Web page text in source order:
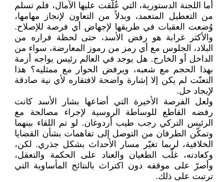
أما اللجنة الدستورية، التي عُلّقت عليها الآمال، فلم تسلم
من التعطيل المتعمد، وبدلاً من التعاون لإنجاز مهامها،
وُضعت العقبات في طريقها لإجهاض أي فرصة للإصلاح.
والأكثر غرابة هو رفض الأسد، حتى لحظة فراره من
البلاد، الجلوس مع أي رمز من رموز المعارضة، سواء من
الداخل أو الخارج. هل يوجد في العالم رئيس يواجه أزمة
بهذا الحجم مع شعبه، ويرفض الحوار مع ممثليه؟ هذا
التعنّت لم يكن إلا إشارة واضحة لافتقاره لأي نية صادقة
لإيجاد حل.
ولعل الفرصة الأخيرة التي أضاعها بشار الأسد كانت
رفضه القاطع للوساطة الروسية لإجراء مصالحة مع
الرئيس التركي رجب طيب أردوغان. لو تم اللقاء بينهما
وتمكّن الطرفان من التوصل إلى تفاهمات بشأن القضايا
الخلافية، لربما تغيّر مسار الأحداث بشكل جذري. لكن،
وكعادته، غلّب الطغيان والعناد على الحكمة والتعقل،
وأصرّ على موقفه دون اكتراث بالنتائج المأساوية التي
ترتبت على ذلك.